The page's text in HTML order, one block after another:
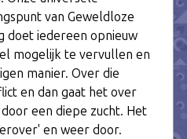
van Geweldloze
doet iedereen opnieuw
mogelijk te vervullen en
manier. Over die
en dan gaat het over
een diepe zucht. Het
en weer door.